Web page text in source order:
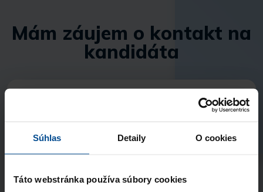
Súhlas Detaily O cookies
Táto webstránka používa súbory cookies
Mám záujem o kontakt na
kandidáta
1 kandidát
119 € bez DPH
Extra